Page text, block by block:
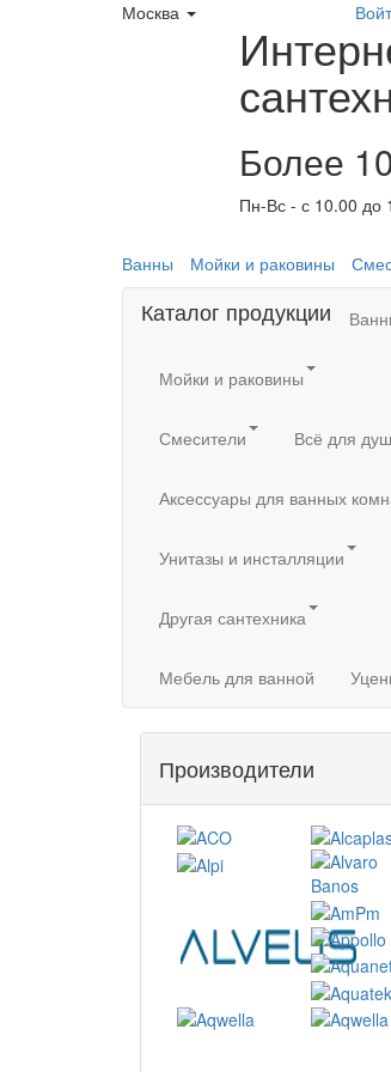
Москва
Более
Пн-Вс - с 10.00 до
Ванны Мойки и раковины
Каталог продукции
Мойки и раковины
Смесители Всё для
Аксессуары для ванных
Унитазы и инсталляции
Другая сантехника
Мебель для ванной
Производители